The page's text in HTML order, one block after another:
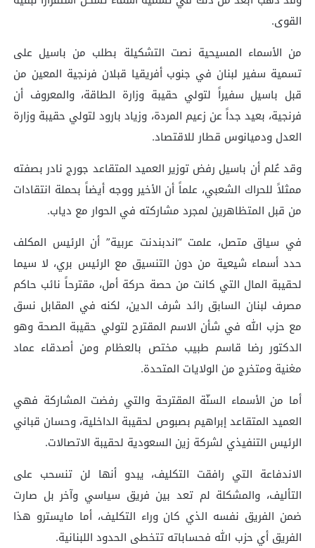
القوى.
من الأسماء المسيحية نصت التشكيلة بطلب من باسيل على
تسمية سفير لبنان في جنوب أفريقيا قبلان فرنجية المعين من
قبل باسيل سفيراً لتولي حقيبة وزارة الطاقة، والمعروف أن
فرنجية، بعيد جداً عن زعيم المردة، وزياد بارود لتولي حقيبة وزارة
العدل ودميانوس قطار للاقتصاد.
وقد عُلم أن باسيل رفض توزير العميد المتقاعد جورج نادر بصفته
ممثلاً للحراك الشعبي، علماً أن الأخير ووجه أيضاً بحملة انتقادات
من قبل المتظاهرين لمجرد مشاركته في الحوار مع دياب.
في سياق متصل، علمت “اندبندنت عربية” أن الرئيس المكلف
حدد أسماء شيعية من دون التنسيق مع الرئيس بري، لا سيما
لحقيبة المال التي كانت من حصة حركة أمل، مقترحاً نائب حاكم
مصرف لبنان السابق رائد شرف الدين، لكنه في المقابل نسق
مع حزب الله في شأن الاسم المقترح لتولي حقيبة الصحة وهو
الدكتور رضا قاسم طبيب مختص بالعظام ومن أصدقاء عماد
مغنية ومتخرج من الولايات المتحدة.
أما من الأسماء السنّة المقترحة والتي رفضت المشاركة فهي
العميد المتقاعد إبراهيم بصبوص لحقيبة الداخلية، وحسان قباني
الرئيس التنفيذي لشركة زين السعودية لحقيبة الاتصالات.
الاندفاعة التي رافقت التكليف، يبدو أنها لن تنسحب على
التأليف، والمشكلة لم تعد بين فريق سياسي وآخر بل صارت
ضمن الفريق نفسه الذي كان وراء التكليف، أما مايسترو هذا
الفريق أي حزب الله فحساباته تتخطى الحدود اللبنانية.